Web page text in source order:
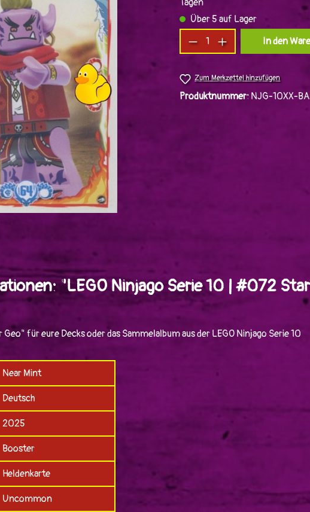
Tagen
Über 5 auf Lager
Produkt Anzahl:
In den
Zum Merkzettel hinzufügen
Produktnummer: NJG-10XX-
"LEGO Ninjago Serie 10 | #072
für eure Decks oder das Sammelalbum aus der LEGO Ninjago Serie 10
Near Mint
Deutsch
2025
Booster
Heldenkarte
Uncommon